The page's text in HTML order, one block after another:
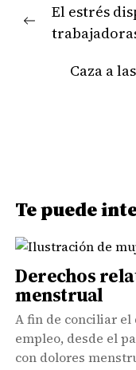
de
entradas
Previous
El estrés
Caza a
Te puede
Derechos
menstrual
A fin de conciliar el
empleo, desde el
con dolores